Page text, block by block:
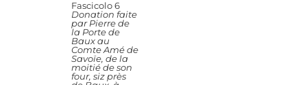
Fascicolo 6
Donation faite
par Pierre de
la Porte de
Baux au
Comte Amé de
Savoïe, de la
moitié de son
four, siz près